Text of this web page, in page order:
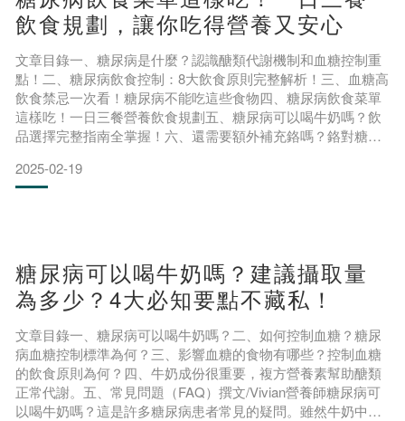
飲食規劃，讓你吃得營養又安心
文章目錄一、糖尿病是什麼？認識醣類代謝機制和血糖控制重
點！二、糖尿病飲食控制：8大飲食原則完整解析！三、血糖高
飲食禁忌一次看！糖尿病不能吃這些食物四、糖尿病飲食菜單
這樣吃！一日三餐營養飲食規劃五、糖尿病可以喝牛奶嗎？飲
品選擇完整指南全掌握！六、還需要額外補充鉻嗎？鉻對糖尿
飲食選擇指南！八、常見問題（FAQ）身為糖尿病患者，飲食
對身體數值的影響不可小覷！但糖尿病飲食菜單要怎麼安排？
2025-02-19
糖尿病可以喝牛奶嗎？建議攝取量
為多少？4大必知要點不藏私！
文章目錄一、糖尿病可以喝牛奶嗎？二、如何控制血糖？糖尿
病血糖控制標準為何？三、影響血糖的食物有哪些？控制血糖
的飲食原則為何？四、牛奶成份很重要，複方營養素幫助醣類
正常代謝。五、常見問題（FAQ）撰文/Vivian營養師糖尿病可
以喝牛奶嗎？這是許多糖尿病患者常見的疑問。雖然牛奶中含